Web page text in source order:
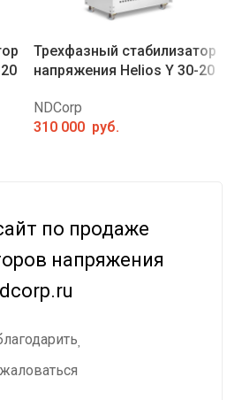
Трехфазный стабилизатор
напряжения Helios Y 30-20
NDCorp
310 000 руб.
по продаже
напряжения